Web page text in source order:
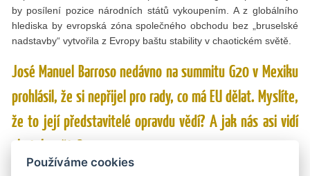
by posílení pozice národních států vykoupením. A z globálního
hlediska by evropská zóna společného obchodu bez „bruselské
nadstavby“ vytvořila z Evropy baštu stability v chaotickém světě.
José Manuel Barroso nedávno na summitu G20 v Mexiku
prohlásil, že si nepřijel pro rady, co má EU dělat. Myslíte,
že to její představitelé opravdu vědí? A jak nás asi vidí
zbytek světa?
Používáme cookies